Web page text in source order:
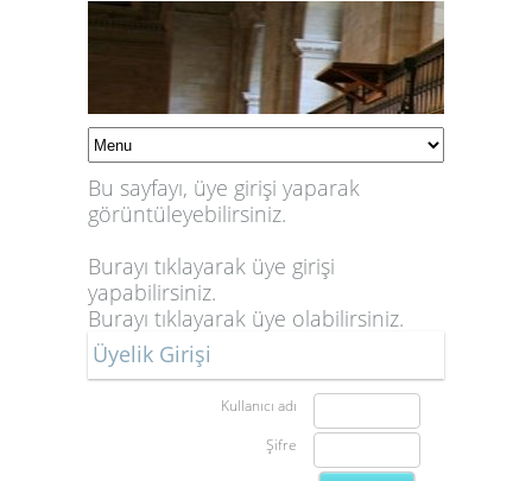
Bu sayfayı, üye girişi yaparak
görüntüleyebilirsiniz.
Burayı tıklayarak üye girişi
yapabilirsiniz.
Burayı tıklayarak üye olabilirsiniz.
Üyelik Girişi
Kullanıcı adı
Şifre